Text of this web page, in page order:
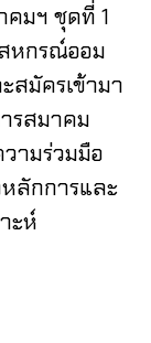
คมฯ ชุดที่ 1
หกรณ์ออม
สมัครเข้ามา
รสมาคม
ามร่วมมือ
ลักการและ
ะห์